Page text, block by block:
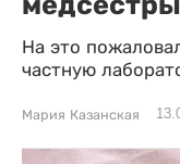
На это
частную
Мария Казанская